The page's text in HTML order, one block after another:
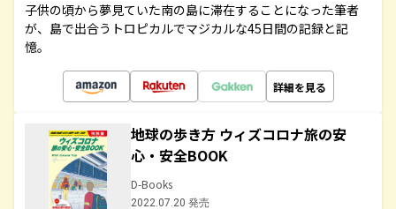
子供の頃から夢見ていた南の島に滞在することになった筆者
が、島で出合うトロピカルでマジカルな45日間の記録と記
憶。
詳細を見る
地球の歩き方 ウィズコロナ旅の安
心・安全BOOK
D-Books
2022.07.20 発売